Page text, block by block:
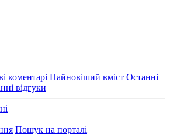
коментарі Найновіший вміст Останні
відгуки
Пошук на порталі